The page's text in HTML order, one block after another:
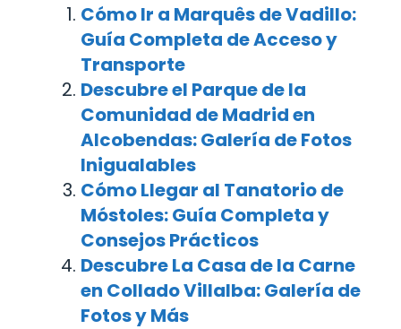
Cómo Ir a Marquês de Vadillo:
Guía Completa de Acceso y
Transporte
Descubre el Parque de la
Comunidad de Madrid en
Alcobendas: Galería de Fotos
Inigualables
Cómo Llegar al Tanatorio de
Móstoles: Guía Completa y
Consejos Prácticos
Descubre La Casa de la Carne
en Collado Villalba: Galería de
Fotos y Más